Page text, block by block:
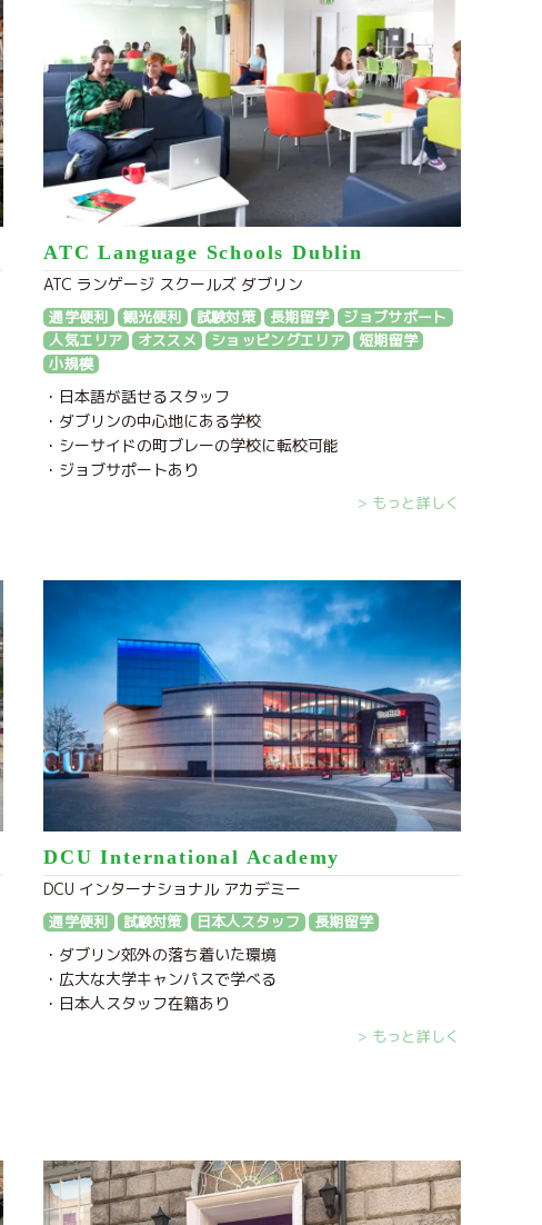
ATC Language Schools Dublin
ATC ランゲージ スクールズ ダブリン
通学便利 観光便利 試験対策 長期留学
ジョブサポート
人気エリア
オススメ ショッピングエリア
短期留学
小規模
・日本語が話せるスタッフ
・ダブリンの中心地にある学校
・シーサイドの町ブレーの学校に転校可能
・ジョブサポートあり
> もっと詳しく
DCU International Academy
DCU インターナショナル アカデミー
通学便利 試験対策 日本人スタッフ 長期留学
・ダブリン郊外の落ち着いた環境
・広大な大学キャンパスで学べる
・日本人スタッフ在籍あり
> もっと詳しく